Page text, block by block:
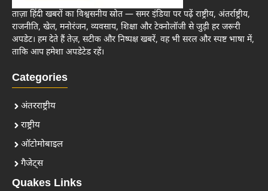
ताज़ा हिंदी खबरों का विश्वसनीय स्रोत — समर इंडिया पर पढ़ें राष्ट्रीय, अंतर्राष्ट्रीय,
राजनीति, खेल, मनोरंजन, व्यवसाय, शिक्षा और टेक्नोलॉजी से जुड़ी हर जरूरी
अपडेट। हम देते हैं तेज़, सटीक और निष्पक्ष खबरें, वह भी सरल और स्पष्ट भाषा में,
ताकि आप हमेशा अपडेटेड रहें।
Categories
अंतरराष्ट्रीय
राष्ट्रीय
ऑटोमोबाइल
गैजेट्स
Quakes Links